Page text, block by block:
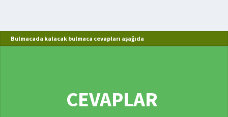
Bulmacada kalacak bulmaca cevapları aşağıda
CEVAPLAR